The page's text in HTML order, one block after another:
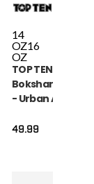
14
OZ16
OZ
TOP TEN
Bokshandschoen
- Urban Arts -
49.99